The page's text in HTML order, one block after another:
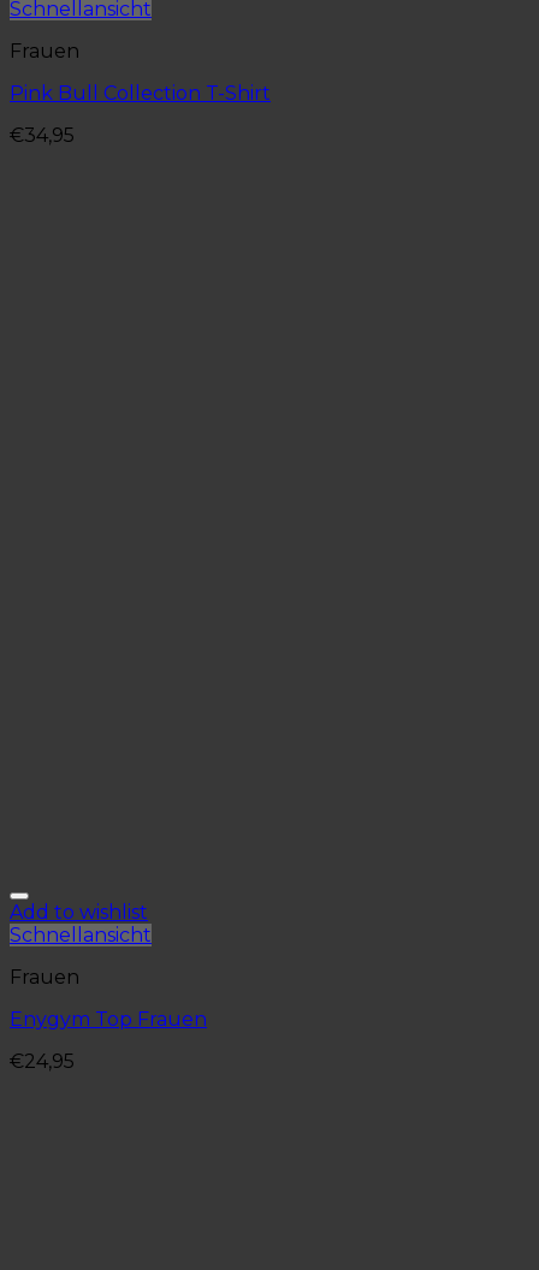
Schnellansicht
Frauen
Pink Bull Collection T-Shirt
€34,95
Add to wishlist
Schnellansicht
Frauen
Enygym Top Frauen
€24,95